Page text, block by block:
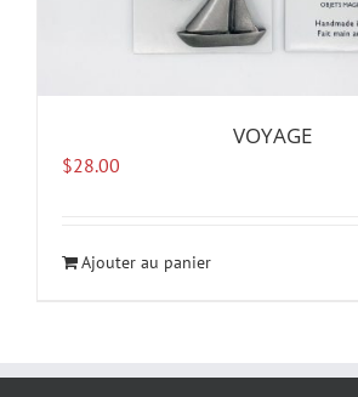
VOYAGE
$28.00
Ajouter au panier